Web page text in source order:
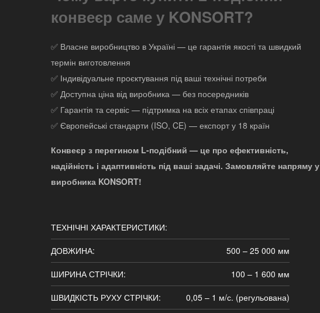
конвеєр саме у KONSORT?
✅ Власне виробництво в Україні — це гарантія якості та швидкий
термін виготовлення
✅ Індивідуальне проєктування під ваші технічні потреби
✅ Доступна ціна від виробника — без посередників
✅ Гарантія та сервіс — підтримка на всіх етапах співпраці
✅ Європейські стандарти (ISO, CE) — експорт у 18 країн
Конвеєр з перегином L-подібний — це про ефективність,
надійність і адаптивність під ваші задачі. Замовляйте напряму у
виробника KONSORT!
ТЕХНІЧНІ ХАРАКТЕРИСТИКИ:
ДОВЖИНА:
500 – 25 000 мм
ШИРИНА СТРІЧКИ:
100 – 1 600 мм
ШВИДКІСТЬ РУХУ СТРІЧКИ:
0,05 – 1 м/с. (регульована)